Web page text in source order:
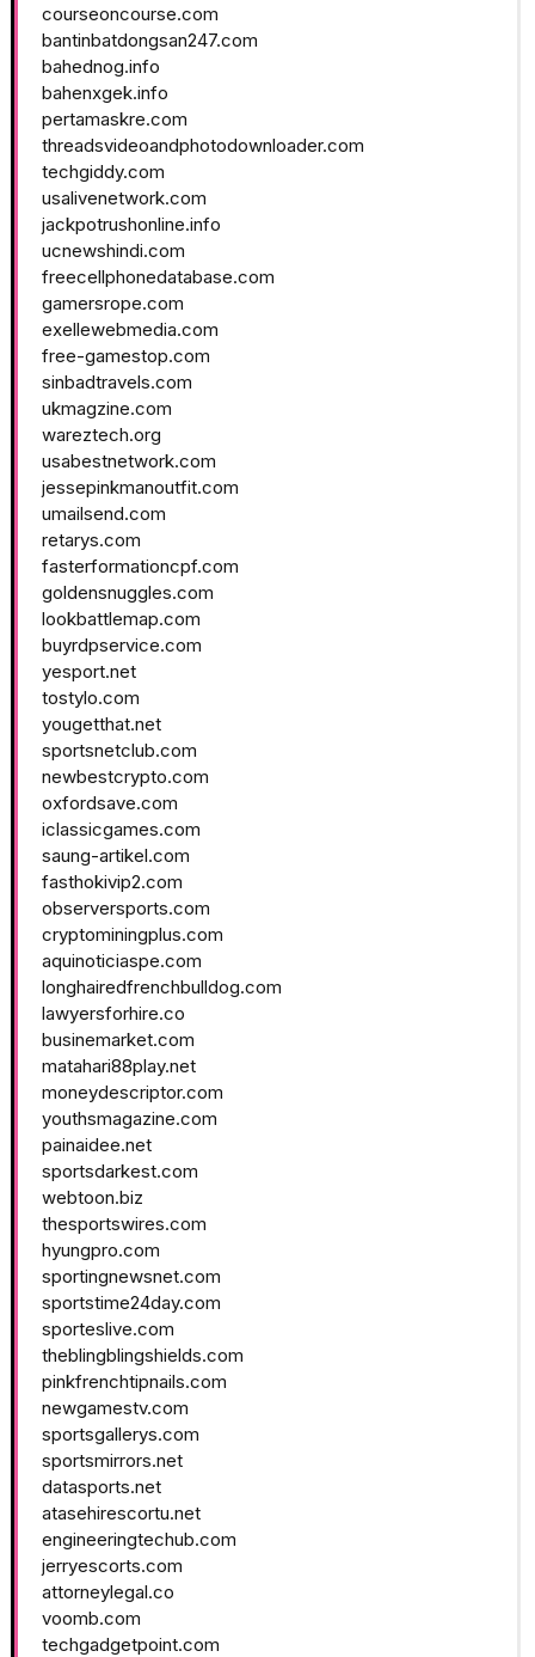
courseoncourse.com
bantinbatdongsan247.com
bahednog.info
bahenxgek.info
pertamaskre.com
threadsvideoandphotodownloader.com
techgiddy.com
usalivenetwork.com
jackpotrushonline.info
ucnewshindi.com
freecellphonedatabase.com
gamersrope.com
exellewebmedia.com
free-gamestop.com
sinbadtravels.com
ukmagzine.com
wareztech.org
usabestnetwork.com
jessepinkmanoutfit.com
umailsend.com
retarys.com
fasterformationcpf.com
goldensnuggles.com
lookbattlemap.com
buyrdpservice.com
yesport.net
tostylo.com
yougetthat.net
sportsnetclub.com
newbestcrypto.com
oxfordsave.com
iclassicgames.com
saung-artikel.com
fasthokivip2.com
observersports.com
cryptominingplus.com
aquinoticiaspe.com
longhairedfrenchbulldog.com
lawyersforhire.co
businemarket.com
matahari88play.net
moneydescriptor.com
youthsmagazine.com
painaidee.net
sportsdarkest.com
webtoon.biz
thesportswires.com
hyungpro.com
sportingnewsnet.com
sportstime24day.com
sporteslive.com
theblingblingshields.com
pinkfrenchtipnails.com
newgamestv.com
sportsgallerys.com
sportsmirrors.net
datasports.net
atasehirescortu.net
engineeringtechub.com
jerryescorts.com
attorneylegal.co
voomb.com
techgadgetpoint.com